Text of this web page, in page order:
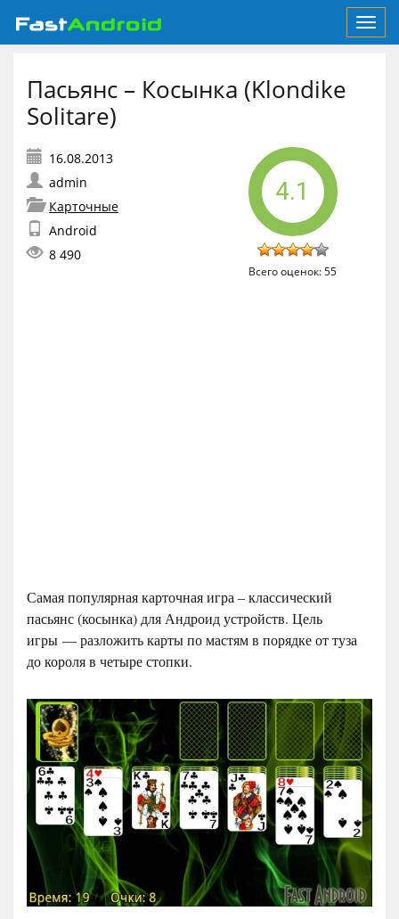
Пасьянс – Косынка (Klondike
Solitare)
admin
Карточные
Android
8 490
4.1
Всего оценок:55
Самая популярная карточная игра – классический
пасьянс (косынка) для Андроид устройств. Цель
игры — разложить карты по мастям в порядке от туза
до короля в четыре стопки.